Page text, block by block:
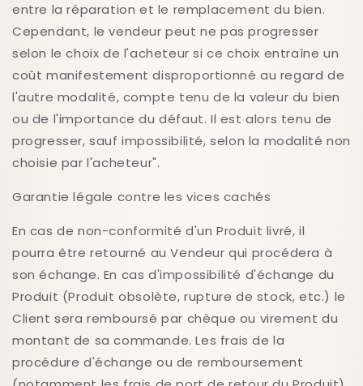
entre la réparation et le remplacement du bien.
Cependant, le vendeur peut ne pas progresser
selon le choix de l'acheteur si ce choix entraîne un
coût manifestement disproportionné au regard de
l'autre modalité, compte tenu de la valeur du bien
ou de l'importance du défaut. Il est alors tenu de
progresser, sauf impossibilité, selon la modalité non
choisie par l'acheteur".
Garantie légale contre les vices cachés
En cas de non-conformité d'un Produit livré, il
pourra être retourné au Vendeur qui procédera à
son échange. En cas d'impossibilité d'échange du
Produit (Produit obsolète, rupture de stock, etc.) le
Client sera remboursé par chèque ou virement du
montant de sa commande. Les frais de la
procédure d'échange ou de remboursement